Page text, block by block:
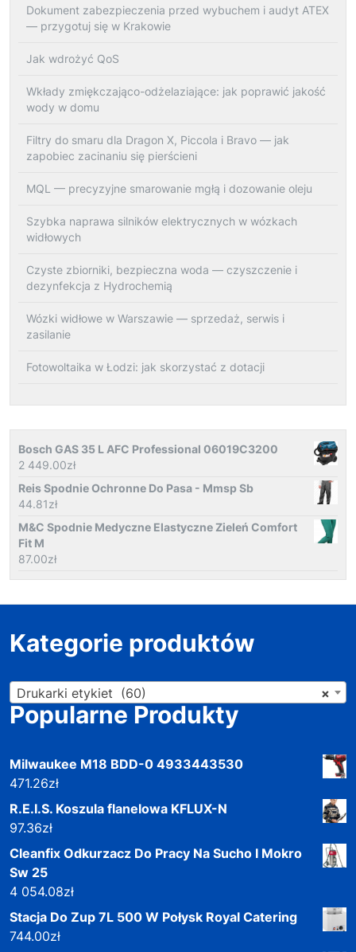
Dokument zabezpieczenia przed wybuchem i audyt ATEX
— przygotuj się w Krakowie
Jak wdrożyć QoS
Wkłady zmiękczająco-odżelaziające: jak poprawić jakość
wody w domu
Filtry do smaru dla Dragon X, Piccola i Bravo — jak
zapobiec zacinaniu się pierścieni
MQL — precyzyjne smarowanie mgłą i dozowanie oleju
Szybka naprawa silników elektrycznych w wózkach
widłowych
Czyste zbiorniki, bezpieczna woda — czyszczenie i
dezynfekcja z Hydrochemią
Wózki widłowe w Warszawie — sprzedaż, serwis i
zasilanie
Fotowoltaika w Łodzi: jak skorzystać z dotacji
Bosch GAS 35 L AFC Professional 06019C3200
2 449.00zł
Reis Spodnie Ochronne Do Pasa - Mmsp Sb
44.81zł
M&C Spodnie Medyczne Elastyczne Zieleń Comfort
Fit M
87.00zł
Kategorie produktów
×
Drukarki etykiet (60)
Popularne Produkty
Milwaukee M18 BDD-0 4933443530
471.26zł
R.E.I.S. Koszula flanelowa KFLUX-N
97.36zł
Cleanfix Odkurzacz Do Pracy Na Sucho I Mokro
Sw 25
4 054.08zł
Stacja Do Zup 7L 500 W Połysk Royal Catering
744.00zł